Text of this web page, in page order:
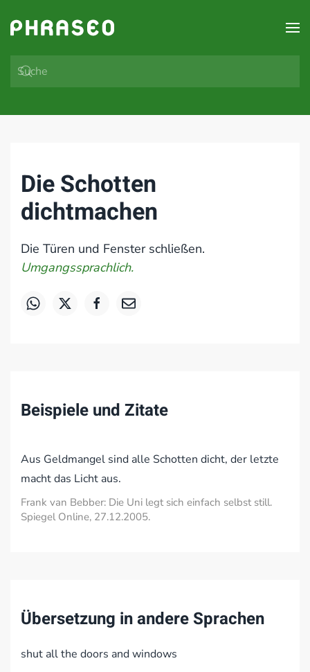
Zum Hauptinhalt springen
Die Schotten
dichtmachen
Die Türen und Fenster schließen.
Umgangssprachlich.
Beispiele und Zitate
Aus Geldmangel sind alle Schotten dicht, der letzte
macht das Licht aus.
Frank van Bebber: Die Uni legt sich einfach selbst still.
Spiegel Online, 27.12.2005.
Übersetzung in andere Sprachen
shut all the doors and windows